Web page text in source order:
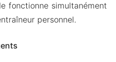
fonctionne simultanément
personnel.